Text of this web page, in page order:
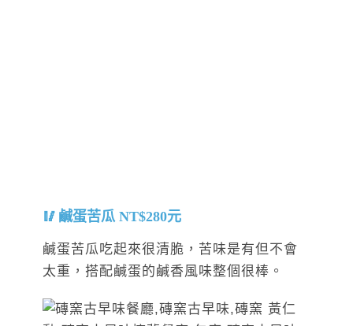
鹹蛋苦瓜 NT$280元
鹹蛋苦瓜吃起來很清脆，苦味是有但不會
太重，搭配鹹蛋的鹹香風味整個很棒。